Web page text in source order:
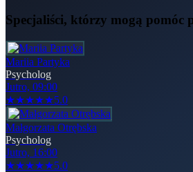
Specjaliści, którzy mogą pomóc
Mariia Partyka
Psycholog
Jutro, 09:00
★★★★★5.0
Małgorzata Otrębska
Psycholog
Jutro, 16:00
★★★★★5.0